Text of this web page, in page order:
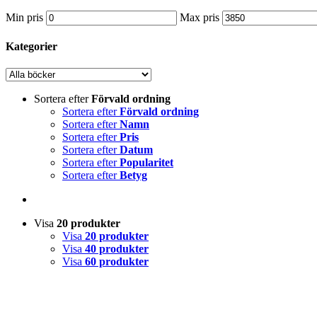
Min pris Max pris
Kategorier
Sortera efterFörvald ordning
Sortera efterFörvald ordning
Sortera efterNamn
Sortera efterPris
Sortera efterDatum
Sortera efterPopularitet
Sortera efterBetyg
Visa 20 produkter
Visa 20 produkter
Visa 40 produkter
Visa 60 produkter